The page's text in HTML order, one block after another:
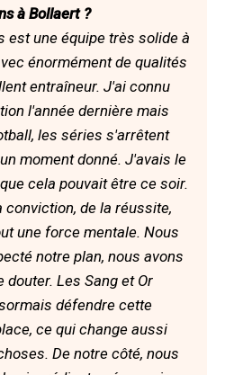
à Bollaert ?
est une équipe très solide à
énormément de qualités
entraîneur. J'ai connu
l'année dernière mais
les séries s'arrêtent
moment donné. J'avais le
cela pouvait être ce soir.
conviction, de la réussite,
une force mentale. Nous
notre plan, nous avons
douter. Les Sang et Or
défendre cette
ce qui change aussi
De notre côté, nous